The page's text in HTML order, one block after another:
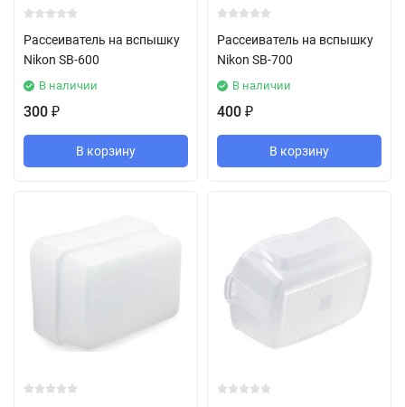
Рассеиватель на вспышку
Nikon SB-600
В наличии
300 ₽
В корзину
Рассеиватель на вспышку
Nikon SB-700
В наличии
400 ₽
В корзину